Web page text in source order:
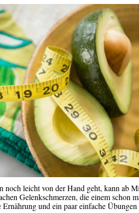
noch leicht von der Hand geht, kann ab
Gelenkschmerzen, die einem schon
und ein paar einfache